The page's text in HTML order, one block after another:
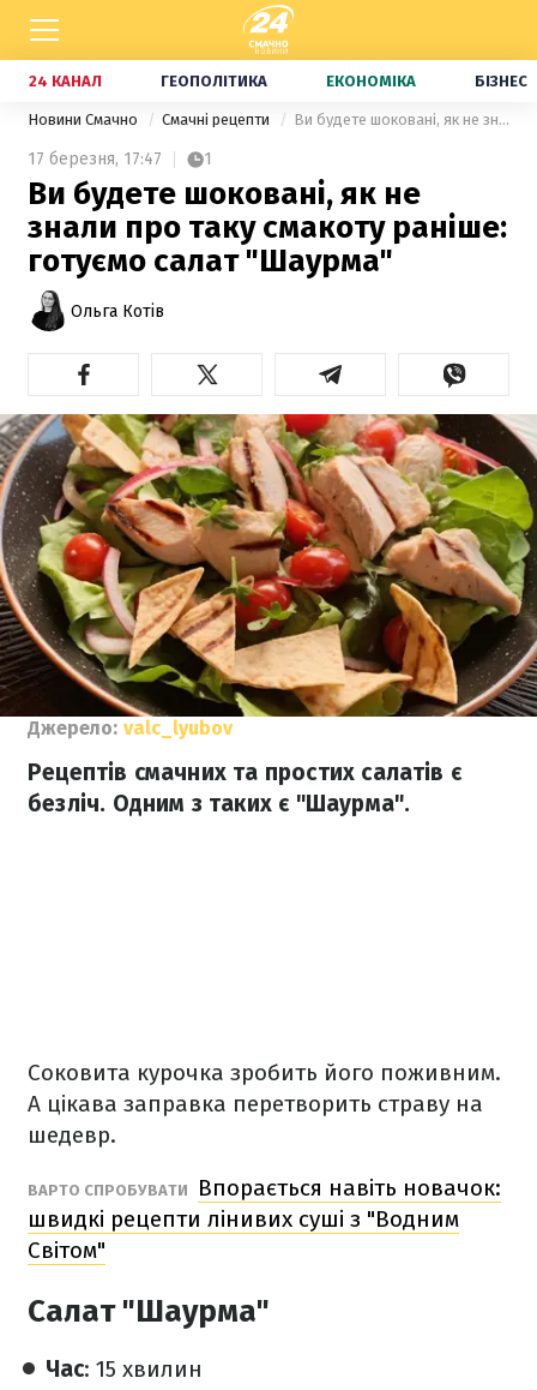
24 КАНАЛ ГЕОПОЛІТИКА ЕКОНОМІКА БІЗНЕС
Новини Смачно Смачні рецепти Ви будете шоковані, як не знали про таку смакоту раніше: готуємо салат "Шаурма"
17 березня, 17:47 1
Ви будете шоковані, як не
знали про таку смакоту раніше:
готуємо салат "Шаурма"
Ольга Котів
Джерело: valc_lyubov
Рецептів смачних та простих салатів є
безліч. Одним з таких є "Шаурма".
Соковита курочка зробить його поживним.
А цікава заправка перетворить страву на
шедевр.
ВАРТО СПРОБУВАТИ
Впорається навіть новачок:
швидкі рецепти лінивих суші з "Водним
Світом"
Салат "Шаурма"
Час: 15 хвилин